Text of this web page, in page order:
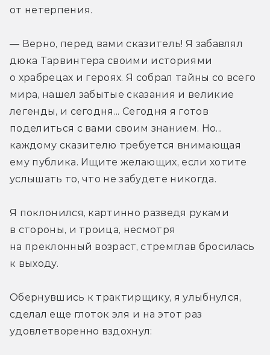
от нетерпения.
— Верно, перед вами сказитель! Я забавлял
дюка Тарвинтера своими историями
о храбрецах и героях. Я собрал тайны со всего
мира, нашел забытые сказания и великие
легенды, и сегодня... Сегодня я готов
поделиться с вами своим знанием. Но...
каждому сказителю требуется внимающая
ему публика. Ищите желающих, если хотите
услышать то, что не забудете никогда.
Я поклонился, картинно разведя руками
в стороны, и троица, несмотря
на преклонный возраст, стремглав бросилась
к выходу.
Обернувшись к трактирщику, я улыбнулся,
сделал еще глоток эля и на этот раз
удовлетворенно вздохнул: